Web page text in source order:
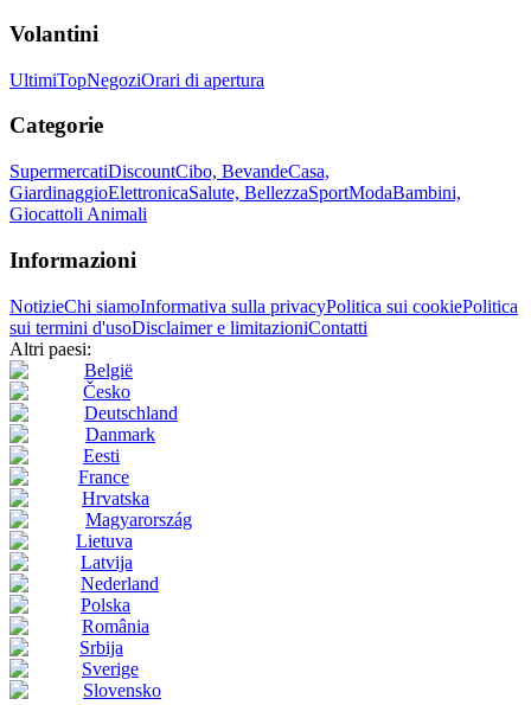
Volantini
UltimiTopNegoziOrari di apertura
Categorie
SupermercatiDiscountCibo, BevandeCasa,
GiardinaggioElettronicaSalute, BellezzaSportModaBambini,
Giocattoli Animali
Informazioni
NotizieChi siamoInformativa sulla privacyPolitica sui cookiePolitica
sui termini d'usoDisclaimer e limitazioniContatti
Altri paesi:
België
Česko
Deutschland
Danmark
Eesti
France
Hrvatska
Magyarország
Lietuva
Latvija
Nederland
Polska
România
Srbija
Sverige
Slovensko